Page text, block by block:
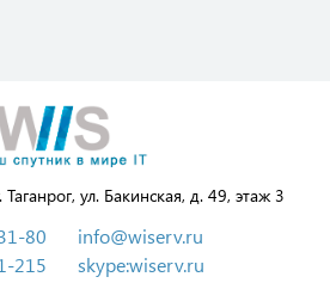
Таганрог, ул. Бакинская, д. 49, этаж 3
80
215
info@wiserv.ru
skype:wiserv.ru